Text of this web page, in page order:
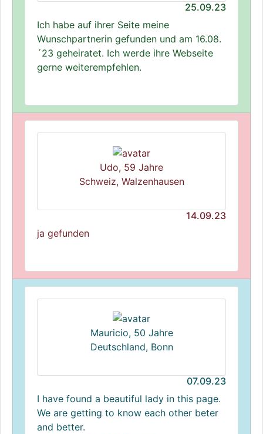
25.09.23
Ich habe auf ihrer Seite meine
Wunschpartnerin gefunden und am 16.08.
´23 geheiratet. Ich werde ihre Webseite
gerne weiterempfehlen.
Udo, 59 Jahre
Schweiz, Walzenhausen
14.09.23
ja gefunden
Mauricio, 50 Jahre
Deutschland, Bonn
07.09.23
I have found a beautiful lady in this page.
We are getting to know each other beter
and better.